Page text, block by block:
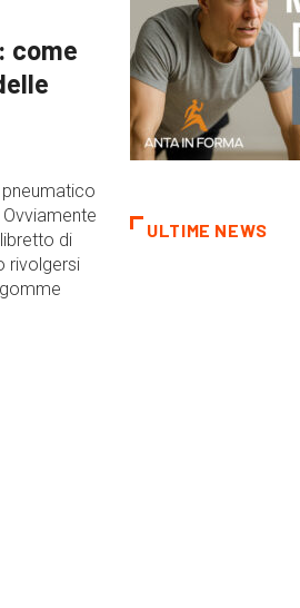
come
di
rivolgersi
ULTIME NEWS